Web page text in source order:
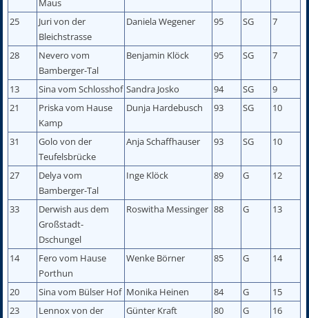
Maus
25
Juri von der
Bleichstrasse
Daniela Wegener 95 SG 7
28
Nevero vom
Bamberger-Tal
Benjamin Klöck 95 SG 7
13 Sina vom Schlosshof Sandra Josko 94 SG
9
21
Priska vom Hause
Kamp
Dunja Hardebusch 93 SG 10
31
Golo von der
Teufelsbrücke
Anja Schaffhauser 93 SG 10
27
Delya vom
Bamberger-Tal
Inge Klöck 89 G 12
33
Derwish aus dem
Großstadt-
Dschungel
Roswitha Messinger 88 G 13
14
Fero vom Hause
Porthun
Wenke Börner 85 G 14
20 Sina vom Bülser Hof Monika Heinen 84 G
15
23
Lennox von der
Günter Kraft 80 G 16